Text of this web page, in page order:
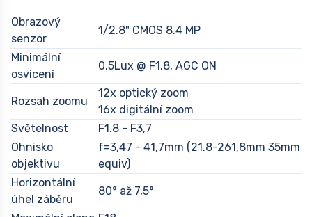
Obrazový
senzor
1/2.8" CMOS 8.4 MP
Minimální
osvícení
0.5Lux @ F1.8, AGC ON
Rozsah zoomu
12x optický zoom
16x digitální zoom
Světelnost
F1.8 - F3,7
Ohnisko
objektivu
f=3,47 - 41,7mm (21.8-261,8mm 35mm
equiv)
Horizontální
úhel záběru
80° až 7,5°